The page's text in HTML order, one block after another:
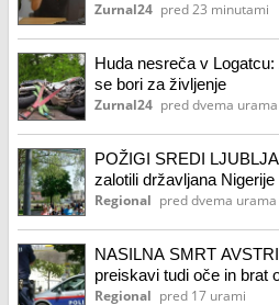
Zurnal24 pred 23 minutami
Huda nesreča v
se bori za življenje
Zurnal24 pred dvema urama
POŽIGI SREDI
zalotili državljana Nigerije
Regional pred dvema urama
NASILNA SMRT
preiskavi tudi oče in brat
Regional pred 17 urami